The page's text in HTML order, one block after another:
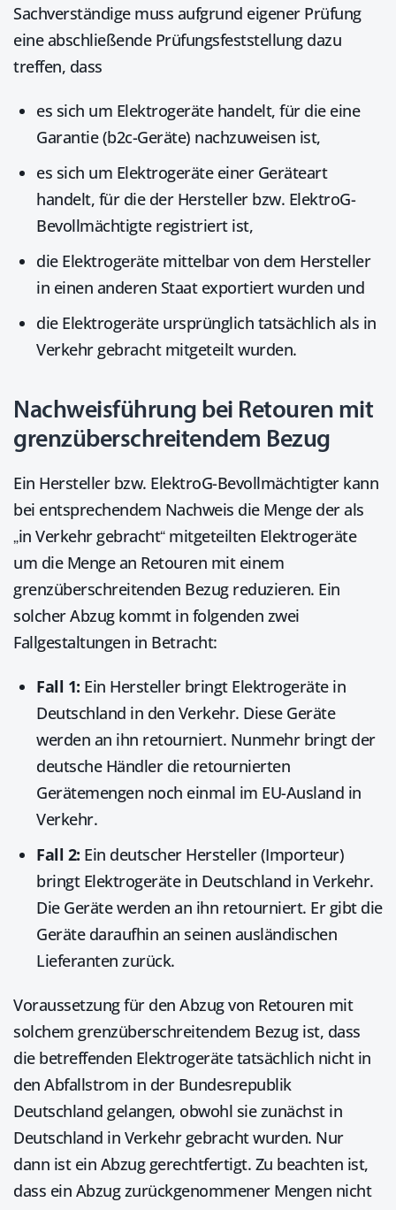
Sachverständige muss aufgrund eigener Prüfung
eine abschließende Prüfungsfeststellung dazu
treffen, dass
es sich um Elektrogeräte handelt, für die eine
Garantie (b2c-Geräte) nachzuweisen ist,
es sich um Elektrogeräte einer Geräteart
handelt, für die der Hersteller bzw. ElektroG-
Bevollmächtigte registriert ist,
die Elektrogeräte mittelbar von dem Hersteller
in einen anderen Staat exportiert wurden und
die Elektrogeräte ursprünglich tatsächlich als in
Verkehr gebracht mitgeteilt wurden.
Nachweisführung bei Retouren mit
grenzüberschreitendem Bezug
Ein Hersteller bzw. ElektroG-Bevollmächtigter kann
bei entsprechendem Nachweis die Menge der als
„in Verkehr gebracht“ mitgeteilten Elektrogeräte
um die Menge an Retouren mit einem
grenzüberschreitenden Bezug reduzieren. Ein
solcher Abzug kommt in folgenden zwei
Fallgestaltungen in Betracht:
Fall 1: Ein Hersteller bringt Elektrogeräte in
Deutschland in den Verkehr. Diese Geräte
werden an ihn retourniert. Nunmehr bringt der
deutsche Händler die retournierten
Gerätemengen noch einmal im EU-Ausland in
Verkehr.
Fall 2: Ein deutscher Hersteller (Importeur)
bringt Elektrogeräte in Deutschland in Verkehr.
Die Geräte werden an ihn retourniert. Er gibt die
Geräte daraufhin an seinen ausländischen
Lieferanten zurück.
Voraussetzung für den Abzug von Retouren mit
solchem grenzüberschreitendem Bezug ist, dass
die betreffenden Elektrogeräte tatsächlich nicht in
den Abfallstrom in der Bundesrepublik
Deutschland gelangen, obwohl sie zunächst in
Deutschland in Verkehr gebracht wurden. Nur
dann ist ein Abzug gerechtfertigt. Zu beachten ist,
dass ein Abzug zurückgenommener Mengen nicht